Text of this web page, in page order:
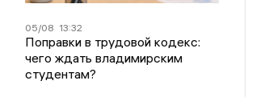
05/08 13:32
Поправки в трудовой кодекс:
чего ждать владимирским
студентам?